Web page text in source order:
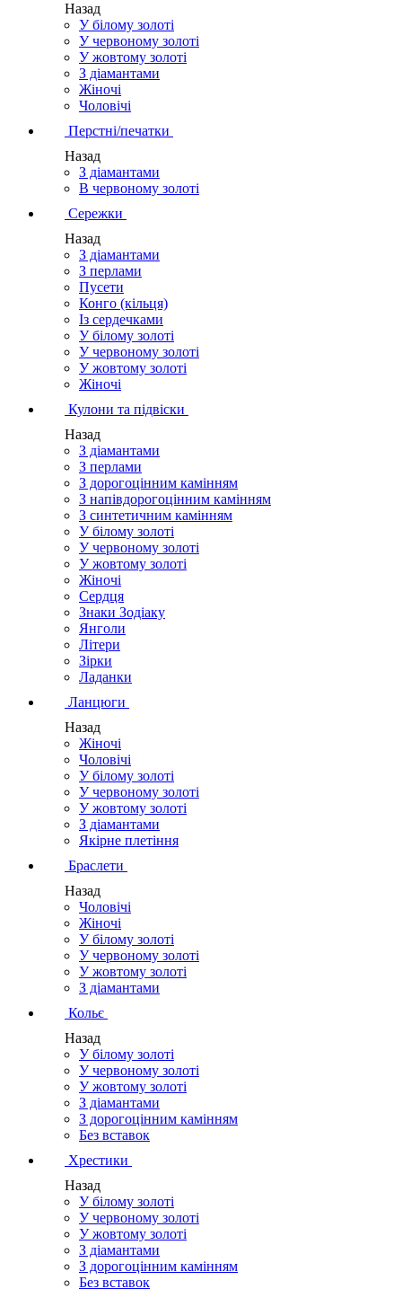
Назад
У білому золоті
У червоному золоті
У жовтому золоті
З діамантами
Жіночі
Чоловічі
Перстні/печатки
Назад
З діамантами
В червоному золоті
Сережки
Назад
З діамантами
З перлами
Пусети
Конго (кільця)
Із сердечками
У білому золоті
У червоному золоті
У жовтому золоті
Жіночі
Кулони та підвіски
Назад
З діамантами
З перлами
З дорогоцінним камінням
З напівдорогоцінним камінням
З синтетичним камінням
У білому золоті
У червоному золоті
У жовтому золоті
Жіночі
Сердця
Знаки Зодіаку
Янголи
Літери
Зірки
Ладанки
Ланцюги
Назад
Жіночі
Чоловічі
У білому золоті
У червоному золоті
У жовтому золоті
З діамантами
Якірне плетіння
Браслети
Назад
Чоловічі
Жіночі
У білому золоті
У червоному золоті
У жовтому золоті
З діамантами
Кольє
Назад
У білому золоті
У червоному золоті
У жовтому золоті
З діамантами
З дорогоцінним камінням
Без вставок
Хрестики
Назад
У білому золоті
У червоному золоті
У жовтому золоті
З діамантами
З дорогоцінним камінням
Без вставок